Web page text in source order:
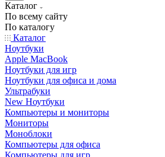
Каталог
По всему сайту
По каталогу
Каталог
Ноутбуки
Apple MacBook
Ноутбуки для игр
Ноутбуки для офиса и дома
Ультрабуки
New Ноутбуки
Компьютеры и мониторы
Мониторы
Моноблоки
Компьютеры для офиса
Компьютеры для игр